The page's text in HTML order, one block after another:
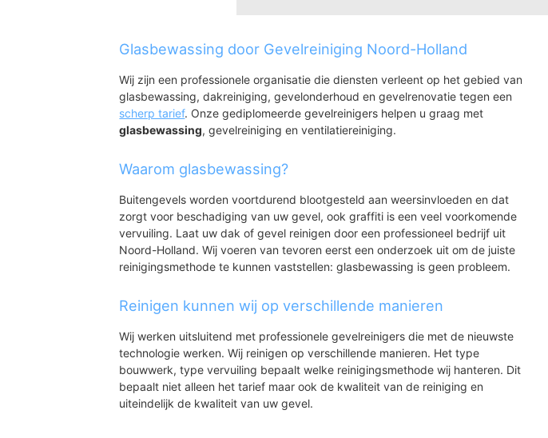
Wieringerwaard
Nieuwesluis
Glasbewassing door Gevelreiniging Noord-Holland
Wij zijn een professionele organisatie die diensten verleent op het gebied van
glasbewassing, dakreiniging, gevelonderhoud en gevelrenovatie tegen een
scherp tarief. Onze gediplomeerde gevelreinigers helpen u graag met
glasbewassing, gevelreiniging en ventilatiereiniging.
Waarom glasbewassing?
Buitengevels worden voortdurend blootgesteld aan weersinvloeden en dat
zorgt voor beschadiging van uw gevel, ook graffiti is een veel voorkomende
vervuiling. Laat uw dak of gevel reinigen door een professioneel bedrijf uit
Noord-Holland. Wij voeren van tevoren eerst een onderzoek uit om de juiste
reinigingsmethode te kunnen vaststellen: glasbewassing is geen probleem.
Reinigen kunnen wij op verschillende manieren
Wij werken uitsluitend met professionele gevelreinigers die met de nieuwste
technologie werken. Wij reinigen op verschillende manieren. Het type
bouwwerk, type vervuiling bepaalt welke reinigingsmethode wij hanteren. Dit
bepaalt niet alleen het tarief maar ook de kwaliteit van de reiniging en
uiteindelijk de kwaliteit van uw gevel.